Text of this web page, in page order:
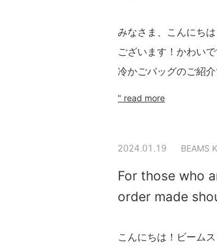
みなさま、こんにち
ございます！かわい
冷かごバッグのご紹
" read more
2024.01.19 BEAMS
For those who
order made
こんにちは！ビーム